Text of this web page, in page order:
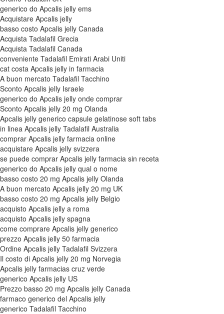
generico do Apcalis jelly ems
Acquistare Apcalis jelly
basso costo Apcalis jelly Canada
Acquista Tadalafil Grecia
Acquista Tadalafil Canada
conveniente Tadalafil Emirati Arabi Uniti
cat costa Apcalis jelly in farmacia
A buon mercato Tadalafil Tacchino
Sconto Apcalis jelly Israele
generico do Apcalis jelly onde comprar
Sconto Apcalis jelly 20 mg Olanda
Apcalis jelly generico capsule gelatinose soft tabs
in linea Apcalis jelly Tadalafil Australia
comprar Apcalis jelly farmacia online
acquistare Apcalis jelly svizzera
se puede comprar Apcalis jelly farmacia sin receta
generico do Apcalis jelly qual o nome
basso costo 20 mg Apcalis jelly Olanda
A buon mercato Apcalis jelly 20 mg UK
basso costo 20 mg Apcalis jelly Belgio
acquisto Apcalis jelly a roma
acquisto Apcalis jelly spagna
come comprare Apcalis jelly generico
prezzo Apcalis jelly 50 farmacia
Ordine Apcalis jelly Tadalafil Svizzera
Il costo di Apcalis jelly 20 mg Norvegia
Apcalis jelly farmacias cruz verde
generico Apcalis jelly US
Prezzo basso 20 mg Apcalis jelly Canada
farmaco generico del Apcalis jelly
generico Tadalafil Tacchino